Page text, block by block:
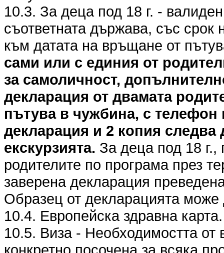
10.3. За деца под 18 г. -
съответната държава, със
към датата на връщане от
сами или с единия от
за самоличност,
декларация от двамата
пътува в чужбина, с телефон
декларация и 2 копия следва
екскурзията. За деца под 18
родителите по програма през
заверена декларация
Образец от декларацията
10.4. Европейска здравна карта.
10.5. Виза - Необходимостта от